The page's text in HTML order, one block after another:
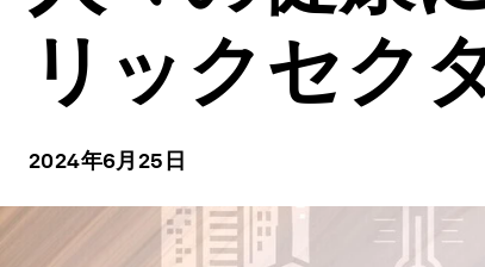
リックセク
2024年6月25日